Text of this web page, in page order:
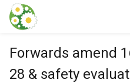
本文に飛ぶ
Forwards amend
28 & safety